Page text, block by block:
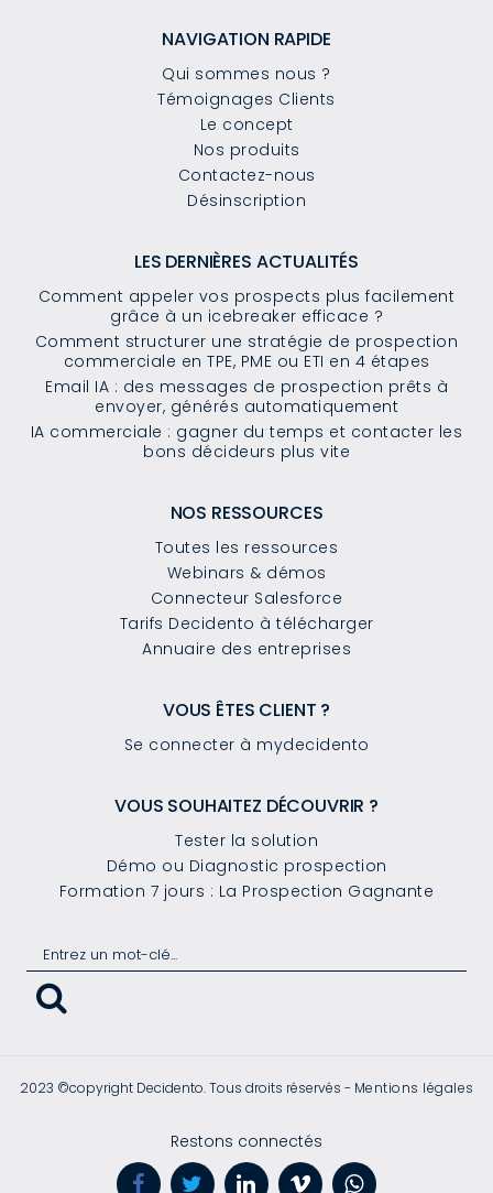
NAVIGATION RAPIDE
Qui sommes nous ?
Témoignages Clients
Le concept
Nos produits
Contactez-nous
Désinscription
LES DERNIÈRES ACTUALITÉS
Comment appeler vos prospects plus facilement
grâce à un icebreaker efficace ?
Comment structurer une stratégie de prospection
commerciale en TPE, PME ou ETI en 4 étapes
Email IA : des messages de prospection prêts à
envoyer, générés automatiquement
IA commerciale : gagner du temps et contacter les
bons décideurs plus vite
NOS RESSOURCES
Toutes les ressources
Webinars & démos
Connecteur Salesforce
Tarifs Decidento à télécharger
Annuaire des entreprises
VOUS ÊTES CLIENT ?
Se connecter à mydecidento
VOUS SOUHAITEZ DÉCOUVRIR ?
Tester la solution
Démo ou Diagnostic prospection
Formation 7 jours : La Prospection Gagnante
2023 ©copyright Decidento. Tous droits réservés - Mentions légales
Restons connectés